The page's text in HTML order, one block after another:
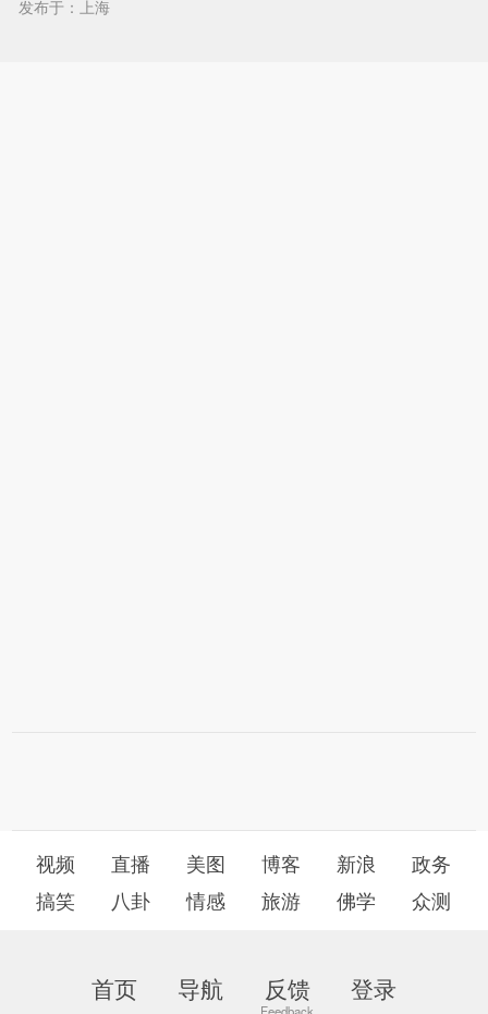
发布于：上海
视频 直播 美图 博客 新浪
政务
搞笑
八卦 情感 旅游 佛学 众测
首页 导航 反馈 登录